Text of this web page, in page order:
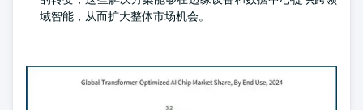
域智能，从而扩大整体市场机会。